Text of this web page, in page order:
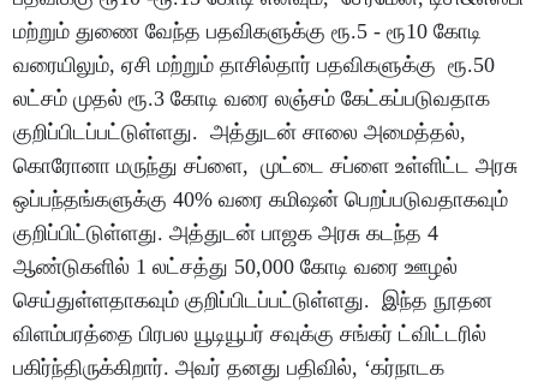
மற்றும் துணை வேந்த பதவிகளுக்கு ரூ.5 - ரூ10 கோடி
வரையிலும், ஏசி மற்றும் தாசில்தார் பதவிகளுக்கு ரூ.50
லட்சம் முதல் ரூ.3 கோடி வரை லஞ்சம் கேட்கப்படுவதாக
குறிப்பிடப்பட்டுள்ளது. அத்துடன் சாலை அமைத்தல்,
கொரோனா மருந்து சப்ளை, முட்டை சப்ளை உள்ளிட்ட அரசு
ஒப்பந்தங்களுக்கு 40% வரை கமிஷன் பெறப்படுவதாகவும்
குறிப்பிட்டுள்ளது. அத்துடன் பாஜக அரசு கடந்த 4
ஆண்டுகளில் 1 லட்சத்து 50,000 கோடி வரை ஊழல்
செய்துள்ளதாகவும் குறிப்பிடப்பட்டுள்ளது. இந்த நூதன
விளம்பரத்தை பிரபல யூடியூபர் சவுக்கு சங்கர் ட்விட்டரில்
பகிர்ந்திருக்கிறார். அவர் தனது பதிவில், ‘கர்நாடக